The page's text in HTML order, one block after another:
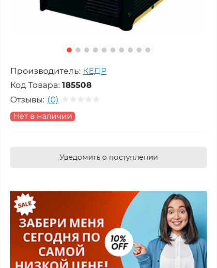
Производитель: КЕДР
Код Товара: 185508
Отзывы: (0)
Нет в наличии
Уведомить о поступлении